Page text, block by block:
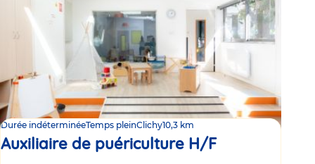
Durée indéterminéeTemps pleinClichy10,3 km
Auxiliaire de puériculture H/F